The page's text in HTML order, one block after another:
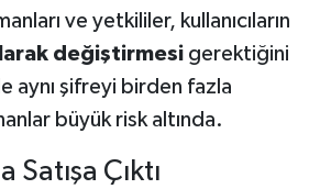
ve yetkililer, kullanıcıların
değiştirmesigerektiğini
aynı şifreyi birden fazla
büyük risk altında.
Satışa Çıktı